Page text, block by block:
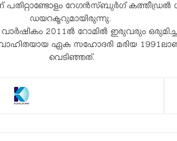
പതിറ്റാണ്ടോളം റേഗൻസ്ബുർഗ്
ഡയറക്ടറുമായിരുന്നു.
വാർഷികം 2011ൽ റോമിൽ ഇരുവരും
ഏക സഹോദരി മരിയ
വെടിഞ്ഞത്.